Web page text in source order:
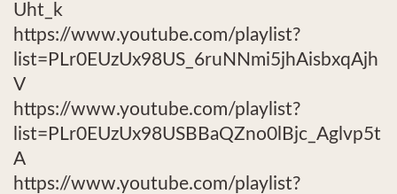
Uht_k
https://www.youtube.com/playlist?
list=PLr0EUzUx98US_6ruNNmi5jhAisbxqAjh
V
https://www.youtube.com/playlist?
list=PLr0EUzUx98USBBaQZno0lBjc_Aglvp5t
A
https://www.youtube.com/playlist?